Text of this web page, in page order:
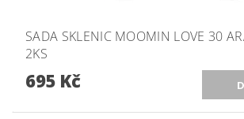
SADA SKLENIC MOOMIN LOVE 30
2KS
695 Kč